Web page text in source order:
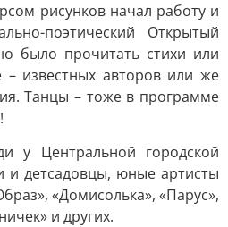
рисунков начал работу и
поэтический Открытый
было прочитать стихи или
известных авторов или же
Танцы – тоже в программе
у Центральной городской
и детсадовцы, юные артисты
«Домисолька», «Парус»,
и других.